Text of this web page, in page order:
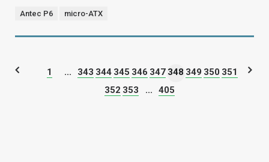
Antec P6 micro-ATX
1 ... 343 344 345 346 347 348 349 350 351
352 353 ... 405